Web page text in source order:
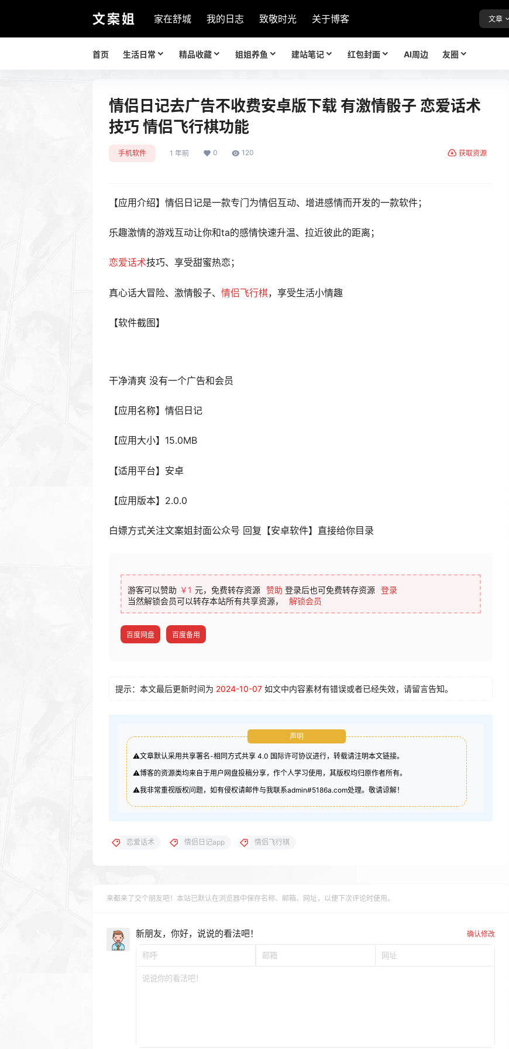
文案姐 家在舒城 我的日志 致敬时光 关于博客 文章
首页 生活日常 精品收藏 姐姐养鱼 建站笔记 红包封面 AI周边 友圈
情侣日记去广告不收费安卓版下载 有激情骰子 恋爱话术
技巧 情侣飞行棋功能
手机软件 1 年前 0 120 获取资源
【应用介绍】情侣日记是一款专门为情侣互动、增进感情而开发的一款软件；
乐趣激情的游戏互动让你和ta的感情快速升温、拉近彼此的距离；
恋爱话术技巧、享受甜蜜热恋；
真心话大冒险、激情骰子、 情侣飞行棋，享受生活小情趣
【软件截图】
干净清爽 没有一个广告和会员
【应用名称】情侣日记
【应用大小】15.0MB
【适用平台】安卓
【应用版本】2.0.0
白嫖方式关注文案姐封面公众号 回复【安卓软件】直接给你目录
游客可以赞助 ￥1 元，免费转存资源 赞助 登录后也可免费转存资源 登录
当然解锁会员可以转存本站所有共享资源，
解锁会员
百度网盘 百度备用
提示：本文最后更新时间为 2024-10-07 如文中内容素材有错误或者已经失效，请留言告知。
声明
⚠️文章默认采用共享署名-相同方式共享 4.0 国际许可协议进行，转载请注明本文链接。
⚠️博客的资源类均来自于用户网盘投稿分享，作个人学习使用，其版权均归原作者所有。
⚠️我非常重视版权问题，如有侵权请邮件与我联系admin#5186a.com处理。敬请谅解！
恋爱话术 情侣日记app 情侣飞行棋
来都来了交个朋友吧！本站已默认在浏览器中保存名称、邮箱、网址，以便下次评论时使用。
新朋友，你好，说说的看法吧！ 确认修改